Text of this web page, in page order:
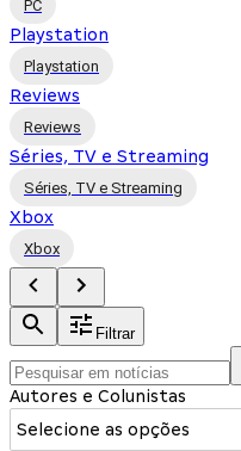
PC
Playstation
Playstation
Reviews
Reviews
Séries, TV e Streaming
Séries, TV e Streaming
Xbox
Xbox
Filtrar
Autores e Colunistas
Selecione as opções